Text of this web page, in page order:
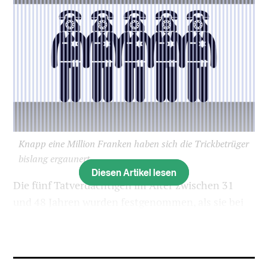
Knapp eine Million Franken haben sich die Trickbetrüger
bislang ergaunert.
Die fünf Tatverdächtigen im Alter zwischen 31
Bereits vor gut einer Woche war die Festnahme
Diesen Artikel lesen